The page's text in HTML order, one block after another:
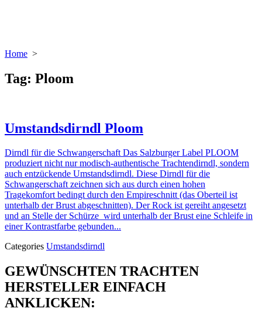
Home >
Tag: Ploom
Umstandsdirndl Ploom
Dirndl für die Schwangerschaft Das Salzburger Label PLOOM
produziert nicht nur modisch-authentische Trachtendirndl, sondern
auch entzückende Umstandsdirndl. Diese Dirndl für die
Schwangerschaft zeichnen sich aus durch einen hohen
Tragekomfort bedingt durch den Empireschnitt (das Oberteil ist
unterhalb der Brust abgeschnitten). Der Rock ist gereiht angesetzt
und an Stelle der Schürze wird unterhalb der Brust eine Schleife in
einer Kontrastfarbe gebunden...
Categories Umstandsdirndl
GEWÜNSCHTEN TRACHTEN
HERSTELLER EINFACH
ANKLICKEN: